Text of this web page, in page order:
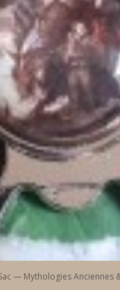
— Mythologies Anciennes